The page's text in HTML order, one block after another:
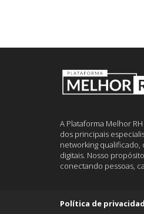
A Plataforma Melhor
dos principais
networking
digitais. Nosso
conectando pessoas,
Política de